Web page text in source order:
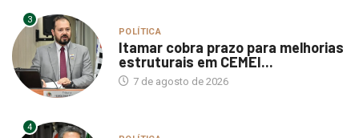
3
POLÍTICA
Itamar cobra prazo para melhorias
estruturais em CEMEI...
7 de agosto de 2026
4